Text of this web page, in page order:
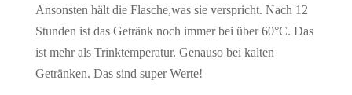
Ansonsten hält die Flasche,was sie verspricht. Nach 12
Stunden ist das Getränk noch immer bei über 60°C. Das
ist mehr als Trinktemperatur. Genauso bei kalten
Getränken. Das sind super Werte!